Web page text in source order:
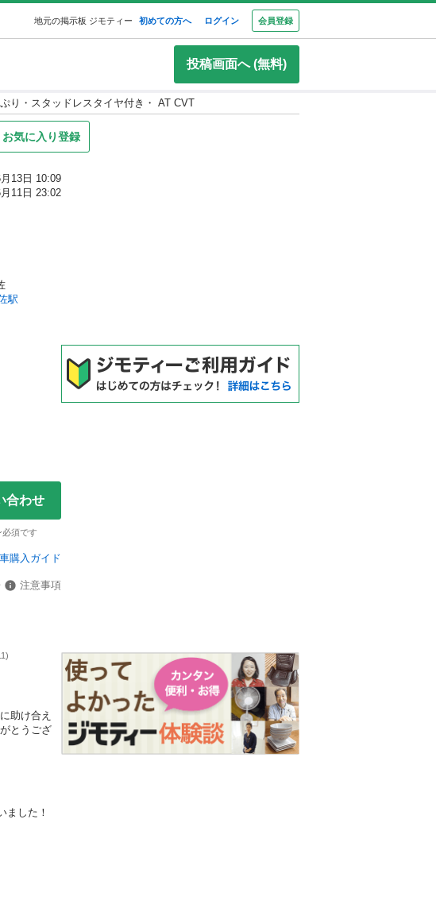
地元の掲示板 ジモティー 初めての方へ ログイン 会員登録
投稿画面へ (無料)
り・スタッドレスタイヤ付き・ AT CVT
お気に入り登録
13日 10:09
11日 23:02
駅
合わせ
須です
購入ガイド
注意事項
)
助け合え
とうござ
ました！